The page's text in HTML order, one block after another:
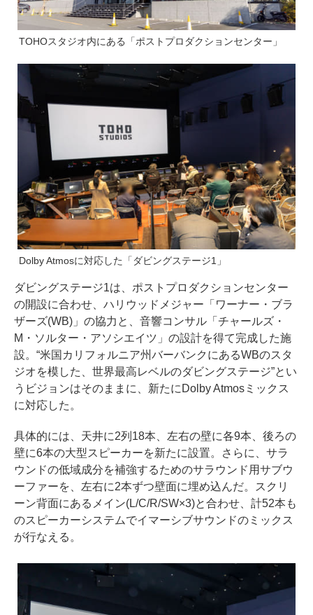
TOHOスタジオ内にある「ポストプロダクションセンター」
Dolby Atmosに対応した「ダビングステージ1」
ダビングステージ1は、ポストプロダクションセンター
の開設に合わせ、ハリウッドメジャー「ワーナー・ブラ
ザーズ(WB)」の協力と、音響コンサル「チャールズ・
M・ソルター・アソシエイツ」の設計を得て完成した施
設。“米国カリフォルニア州バーバンクにあるWBのスタ
ジオを模した、世界最高レベルのダビングステージ”とい
うビジョンはそのままに、新たにDolby Atmosミックス
に対応した。
具体的には、天井に2列18本、左右の壁に各9本、後ろの
壁に6本の大型スピーカーを新たに設置。さらに、サラ
ウンドの低域成分を補強するためのサラウンド用サブウ
ーファーを、左右に2本ずつ壁面に埋め込んだ。スクリ
ーン背面にあるメイン(L/C/R/SW×3)と合わせ、計52本も
のスピーカーシステムでイマーシブサウンドのミックス
が行なえる。